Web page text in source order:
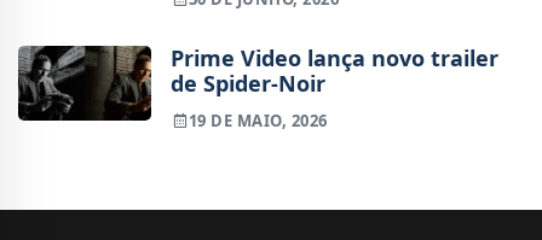
Prime Video lança novo trailer
de Spider-Noir
19 DE MAIO, 2026